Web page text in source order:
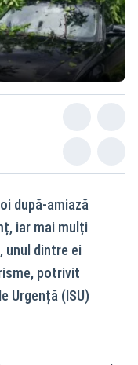
după-amiază
iar mai mulți
unul dintre ei
potrivit
Urgență (ISU)